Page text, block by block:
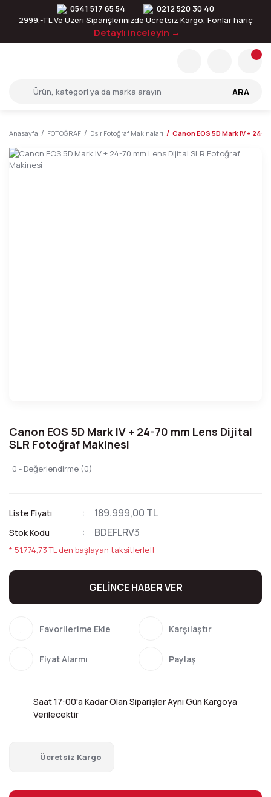
0541 517 65 54
0212 520 30 40
2999.-TL Ve Üzeri Siparişlerinizde Ücretsiz Kargo, Fonlar hariç
Detaylı inceleyin →
ARA
Anasayfa FOTOĞRAF Dslr Fotoğraf Makinaları Canon EOS 5D Mark IV + 24-
Canon EOS 5D Mark IV + 24-70 mm Lens Dijital
SLR Fotoğraf Makinesi
0 - Değerlendirme (0)
Liste Fiyatı 189.999,00 TL
Stok Kodu BDEFLRV3
* 51.774,73 TL den başlayan taksitlerle!!
GELİNCE HABER VER
Karşılaştır
Fiyat Alarmı Paylaş
Saat 17:00'a Kadar Olan Siparişler Aynı Gün Kargoya
Verilecektir
Ücretsiz Kargo